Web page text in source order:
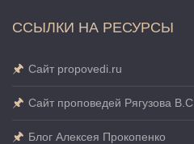
ССЫЛКИ НА РЕСУРСЫ
Сайт propovedi.ru
Сайт проповедей Рягузова В.С.
Блог Алексея Прокопенко